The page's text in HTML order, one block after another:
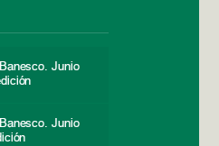
Junio
Junio